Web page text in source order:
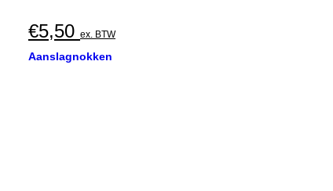
€5,50 ex. BTW
Aanslagnokken